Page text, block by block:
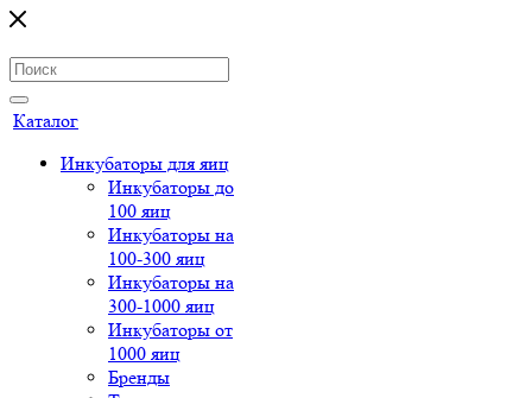
Каталог
Инкубаторы для яиц
Инкубаторы до
100 яиц
Инкубаторы на
100-300 яиц
Инкубаторы на
300-1000 яиц
Инкубаторы от
1000 яиц
Бренды